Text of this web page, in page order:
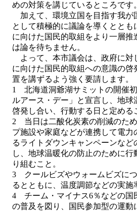
めの対策を講じているところです。
加えて、環境立国を目指す我が
として積極的に議論を導くととも
に向けた国民的取組をより一層推
は論を待ちません。
よって、本市議会は、政府に対
に向けた国民的取組への意識の啓
置を講ずるよう強く要請します。
1 北海道洞爺湖サミットの開催
ルアース・デー」と宣言し、地球
啓発し合い、行動する日と定める
2 当日は二酸化炭素の削減のた
プ施設や家庭などが連携して電力
るライトダウンキャンペーンなど
し、地球温暖化の防止のために行
り組むこと。
3 クールビズやウォームビズに
るとともに、温度調節などの実施
4 チーム・マイナス6％などの国
の普及を図り、国民参加型の運動